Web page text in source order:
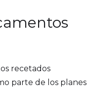
recetados
parte de los planes